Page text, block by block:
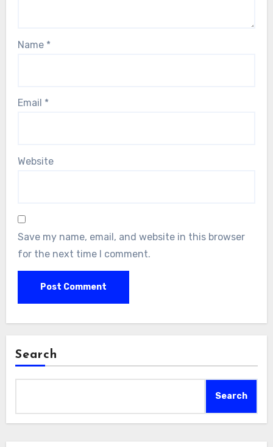
Name *
Email *
Website
Save my name, email, and website in this browser
for the next time I comment.
Search
Search